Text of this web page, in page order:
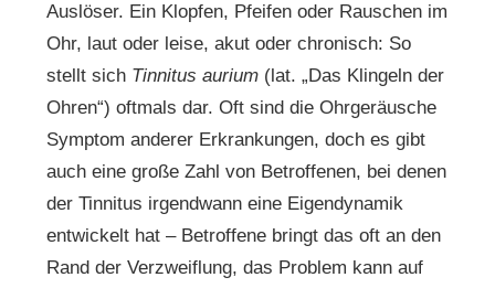
Auslöser. Ein Klopfen, Pfeifen oder Rauschen im
Ohr, laut oder leise, akut oder chronisch: So
stellt sich Tinnitus aurium (lat. „Das Klingeln der
Ohren“) oftmals dar. Oft sind die Ohrgeräusche
Symptom anderer Erkrankungen, doch es gibt
auch eine große Zahl von Betroffenen, bei denen
der Tinnitus irgendwann eine Eigendynamik
entwickelt hat – Betroffene bringt das oft an den
Rand der Verzweiflung, das Problem kann auf